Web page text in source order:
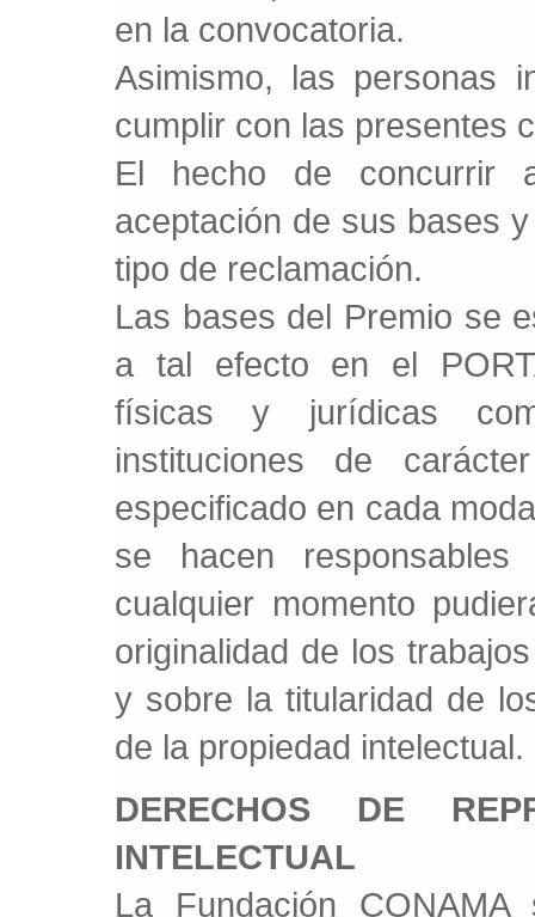
en la convocatoria.
Asimismo, las personas
cumplir con las presentes
El hecho de concurrir
aceptación de sus bases
tipo de reclamación.
Las bases del Premio se
a tal efecto en el
físicas y jurídicas
instituciones de
especificado en cada
se hacen
cualquier momento
originalidad de los
y sobre la titularidad de
de la propiedad intelectual.
DERECHOS DE
INTELECTUAL
La Fundación